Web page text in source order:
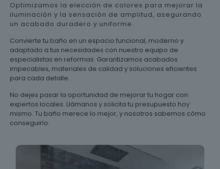
Optimizamos la elección de colores para mejorar la
iluminación y la sensación de amplitud, asegurando
un acabado duradero y uniforme.
Convierte tu baño en un espacio funcional, moderno y
adaptado a tus necesidades con nuestro equipo de
especialistas en reformas. Garantizamos acabados
impecables, materiales de calidad y soluciones eficientes
para cada detalle.
No dejes pasar la oportunidad de mejorar tu hogar con
expertos locales. Llámanos y solicita tu presupuesto hoy
mismo. Tu baño merece lo mejor, y nosotros sabemos cómo
conseguirlo.